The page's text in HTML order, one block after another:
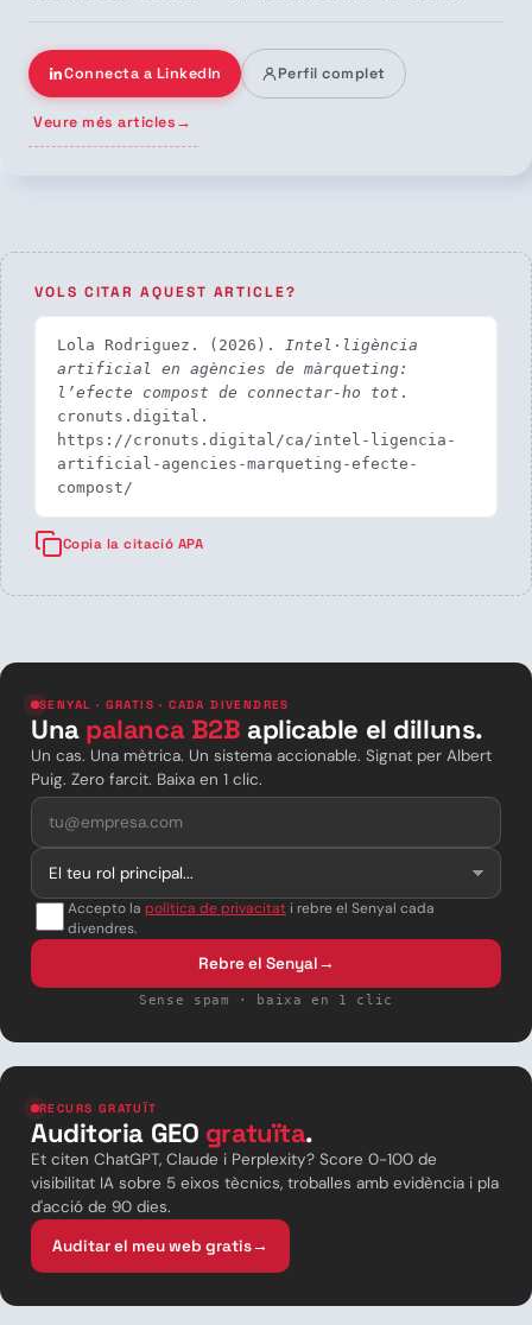
Connecta a LinkedIn Perfil complet
Veure més articles→
VOLS CITAR AQUEST ARTICLE?
Lola Rodriguez. (2026).
Intel·ligència
artificial en agències de màrqueting:
l’efecte compost de connectar-ho tot .
cronuts.digital.
https://cronuts.digital/ca/intel-ligencia-
artificial-agencies-marqueting-efecte-
compost/
Copia la citació APA
SENYAL · GRATIS · CADA DIVENDRES
Una palanca B2B aplicable el dilluns.
Un cas. Una mètrica. Un sistema accionable. Signat per Albert
Puig. Zero farcit. Baixa en 1 clic.
Accepto la política de privacitat i rebre el Senyal cada
divendres.
Rebre el Senyal→
Sense spam · baixa en 1 clic
RECURS GRATUÏT
Auditoria GEO gratuïta.
Et citen ChatGPT, Claude i Perplexity? Score 0-100 de
visibilitat IA sobre 5 eixos tècnics, troballes amb evidència i pla
d'acció de 90 dies.
Auditar el meu web gratis→